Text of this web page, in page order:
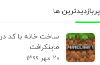
پربازدیدترین ها
ساخت خانه با کد در
ماینکرافت
۲۰ مهر ۱۳۹۹